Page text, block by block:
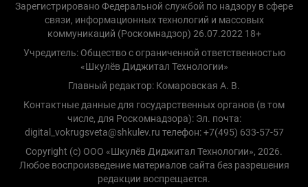
Зарегистрировано Федеральной службой по надзору в сфере
связи, информационных технологий и массовых
коммуникаций (Роскомнадзор) 26.07.2022 18+
Учредитель: Общество с ограниченной ответственностью
«Шкулёв Диджитал Технологии»
Главный редактор: Комаровская А. В.
Контактные данные для государственных органов (в том
числе, для Роскомнадзора): Эл. почта:
digital_vokrugsveta@shkulev.ru телефон: +7(495) 633-57-57
Copyright (с) ООО «Шкулёв Диджитал Технологии», 2026.
Любое воспроизведение материалов сайта без разрешения
редакции воспрещается.